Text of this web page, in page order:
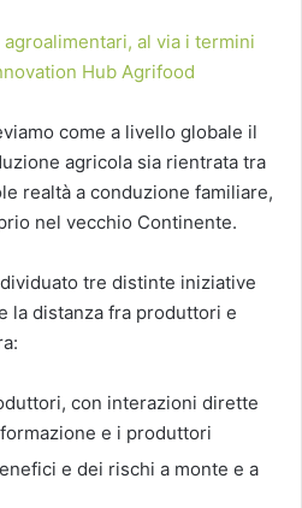
al via i termini
Hub Agrifood
come a livello globale il
agricola sia rientrata tra
realtà a conduzione familiare,
nel vecchio Continente.
tre distinte iniziative
la distanza fra produttori e
con interazioni dirette
e i produttori
e dei rischi a monte e a